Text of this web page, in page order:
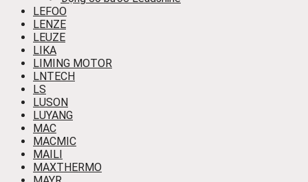
LEFOO
LENZE
LEUZE
LIKA
LIMING MOTOR
LNTECH
LS
LUSON
LUYANG
MAC
MACMIC
MAILI
MAXTHERMO